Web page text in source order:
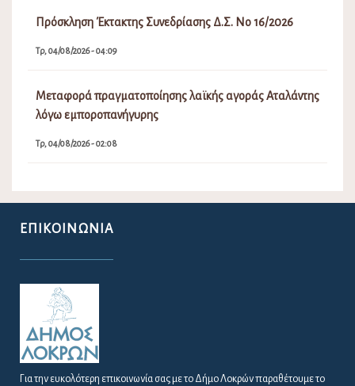
Πρόσκληση Έκτακτης Συνεδρίασης Δ.Σ. Νο 16/2026
Τρ, 04/08/2026 - 04:09
Μεταφορά πραγματοποίησης λαϊκής αγοράς Αταλάντης
λόγω εμποροπανήγυρης
Τρ, 04/08/2026 - 02:08
ΕΠΙΚΟΙΝΩΝΊΑ
Για την ευκολότερη επικοινωνία σας με το Δήμο Λοκρών παραθέτουμε το